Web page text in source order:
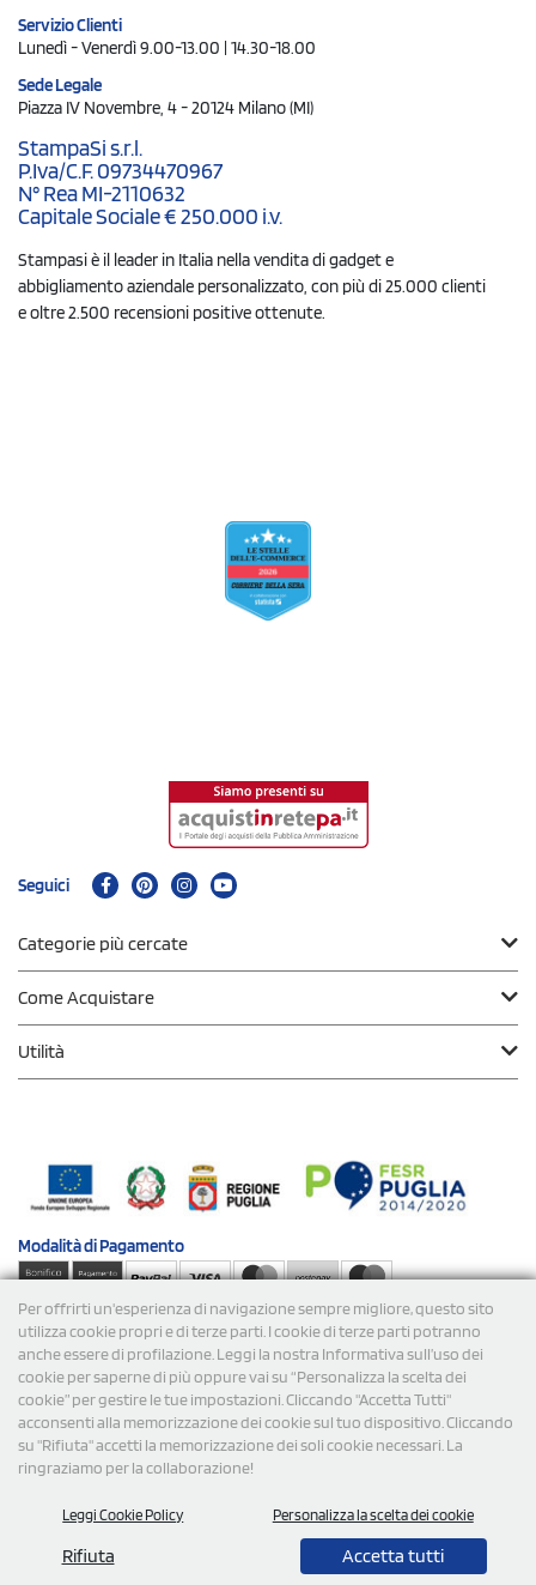
Per offrirti un'esperienza di navigazione sempre migliore, questo sito
utilizza cookie propri e di terze parti. I cookie di terze parti potranno
anche essere di profilazione. Leggi la nostra Informativa sull’uso dei
cookie per saperne di più oppure vai su “Personalizza la scelta dei
cookie” per gestire le tue impostazioni. Cliccando "Accetta Tutti"
acconsenti alla memorizzazione dei cookie sul tuo dispositivo. Cliccando
su "Rifiuta" accetti la memorizzazione dei soli cookie necessari. La
ringraziamo per la collaborazione!
Leggi Cookie Policy Personalizza la scelta dei cookie
Rifiuta Accetta tutti
0,00
Servizio Clienti
Lunedì - Venerdì 9.00-13.00 | 14.30-18.00
Sede Legale
Piazza IV Novembre, 4 - 20124 Milano (MI)
StampaSi s.r.l.
P.Iva/C.F. 09734470967
N° Rea MI-2110632
Capitale Sociale € 250.000 i.v.
Stampasi è il leader in Italia nella vendita di gadget e
abbigliamento aziendale personalizzato, con più di 25.000 clienti
e oltre 2.500 recensioni positive ottenute.
Seguici
Categorie più cercate
Come Acquistare
Utilità
Modalità diPagamento
Spedizioni
P.Iva/C.F. 09734470967 - N° Rea MI-2110632